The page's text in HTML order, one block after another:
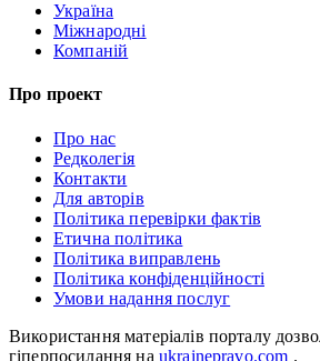
Україна
Міжнародні
Компаній
Про проект
Про нас
Редколегія
Контакти
Для авторів
Політика перевірки фактів
Етична політика
Політика виправлень
Політика конфіденційності
Умови надання послуг
Використання матеріалів порталу
гіперпосилання на ukrainepravo.com .